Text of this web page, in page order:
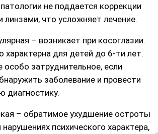
не поддается коррекции
линзами, что усложняет лечение.
– возникает при косоглазии.
характерна для детей до 6-ти лет.
особо затруднительное, если
заболевание и провести
диагностику.
– обратимое ухудшение остроты
нарушениях психического характера,